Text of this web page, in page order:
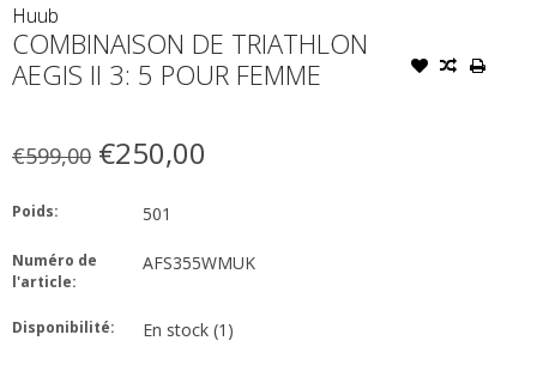
Huub
COMBINAISON DE TRIATHLON
AEGIS II 3: 5 POUR FEMME
€599,00 €250,00
Poids: 501
Numéro de
l'article:
AFS355WMUK
Disponibilité: En stock (1)